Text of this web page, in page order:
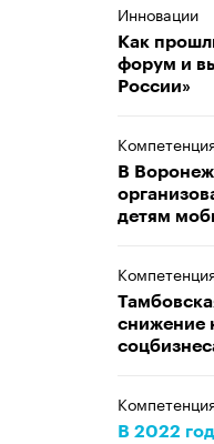
Инновации
Как
форум и
России»
В
детям
снижение
В 2022